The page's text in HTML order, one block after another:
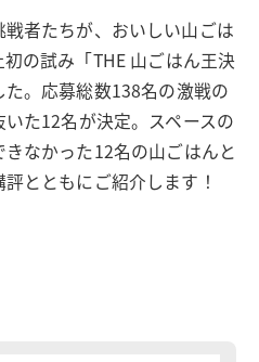
者たちが、おいしい山ごは
の試み「THE 山ごはん王決
。応募総数138名の激戦の
た12名が決定。スペースの
なかった12名の山ごはんと
とともにご紹介します！